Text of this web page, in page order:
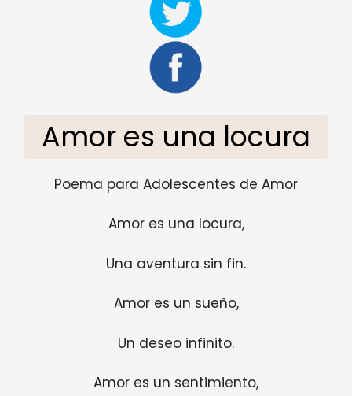
Amor es una locura
Poema para Adolescentes de Amor
Amor es una locura,
Una aventura sin fin.
Amor es un sueño,
Un deseo infinito.
Amor es un sentimiento,